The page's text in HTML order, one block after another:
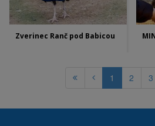
Zverinec Ranč pod Babicou
1 2 3